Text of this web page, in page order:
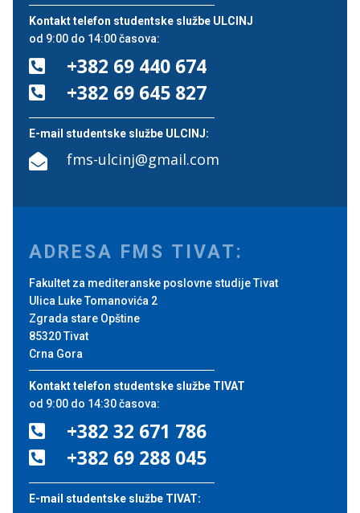
Kontakt telefon studentske službe ULCINJ
od 9:00 do 14:00 časova:
 +382 69 440 674
 +382 69 645 827
E-mail studentske službe ULCINJ:
 fms-ulcinj@gmail.com
ADRESA FMS TIVAT:
Fakultet za mediteranske poslovne studije Tivat
Ulica Luke Tomanovića 2
Zgrada stare Opštine
85320 Tivat
Crna Gora
Kontakt telefon studentske službe TIVAT
od 9:00 do 14:30 časova:
 +382 32 671 786
 +382 69 288 045
E-mail studentske službe TIVAT: